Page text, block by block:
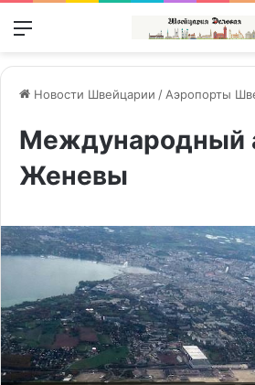
Меню
Новости Швейцарии / Аэропорты
Международный
Женевы